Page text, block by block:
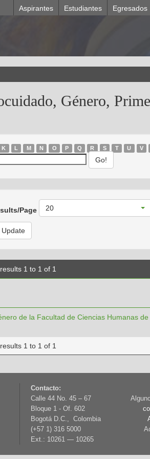
Aspirantes Estudiantes Egresados
Género,
K L M N O P Q R S T U V
Page 20
1 to 1 of 1
de la Facultad de Ciencias Humanas
1 to 1 of 1
Contacto:
Calle 44 No. 45 – 67
Bloque 1 - Of. 602
Bogotá D.C., Colombia
(+57 1) 316 5000
Ext.: 10261 — 10265